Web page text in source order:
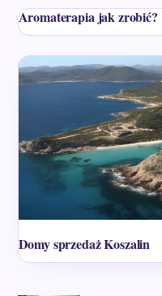
Aromaterapia jak zrobić?
Domy sprzedaż Koszalin